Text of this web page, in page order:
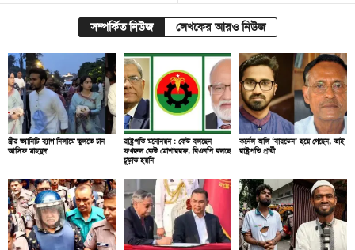
সম্পর্কিত নিউজ লেখকের আরও নিউজ
স্ত্রীর ভ্যানিটি ব্যাগ নিলামে তুলতে চান
আসিফ মাহমুদ
রাষ্ট্রপতি মনোনয়ন : কেউ বলছেন
ফখরুল কেউ মোশাররফ, বিএনপি বলছে
চূড়ান্ত হয়নি
কর্নেল অলি ‘বারডেন’ হয়ে গেছেন, তাই
রাষ্ট্রপতি প্রার্থী